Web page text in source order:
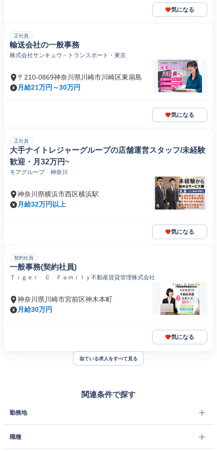
気になる
正社員
輸送会社の一般事務
株式会社サンキュウ・トランスポート・東京
〒210-0869神奈川県川崎市川崎区東扇島
月給21万円～30万円
気になる
正社員
大手ナイトレジャーグループの店舗運営スタッフ/未経験
歓迎・月32万円~
モアグループ 神奈川
神奈川県横浜市西区横浜駅
月給32万円以上
気になる
契約社員
一般事務(契約社員)
Ｔｉｇｅｒ Ｃ Ｆａｍｉｌｙ不動産賃貸管理株式会社
神奈川県川崎市宮前区神木本町
月給30万円
気になる
似ている求人をすべて見る
関連条件で探す
勤務地
職種